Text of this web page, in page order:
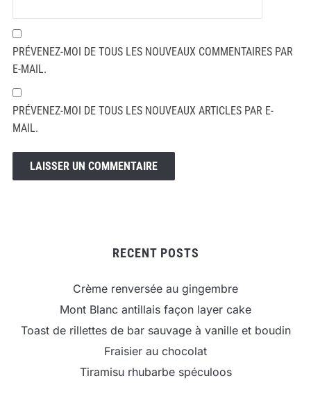
PRÉVENEZ-MOI DE TOUS LES NOUVEAUX COMMENTAIRES PAR
E-MAIL.
PRÉVENEZ-MOI DE TOUS LES NOUVEAUX ARTICLES PAR E-
MAIL.
RECENT POSTS
Crème renversée au gingembre
Mont Blanc antillais façon layer cake
Toast de rillettes de bar sauvage à vanille et boudin
Fraisier au chocolat
Tiramisu rhubarbe spéculoos